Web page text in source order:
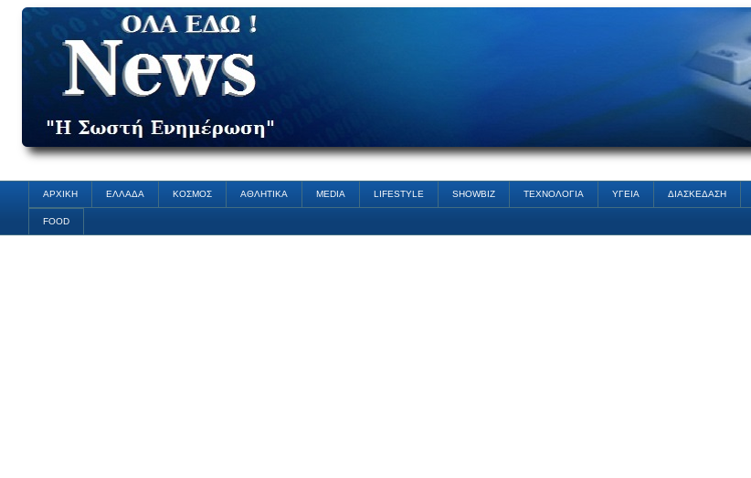
ΑΡΧΙΚΗ ΕΛΛΑΔΑ ΚΟΣΜΟΣ ΑΘΛΗΤΙΚΑ MEDIA LIFESTYLE SHOWBIZ ΤΕΧΝΟΛΟΓΙΑ ΥΓΕΙΑ ΔΙΑΣΚΕΔΑΣΗ
FOOD